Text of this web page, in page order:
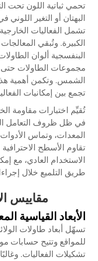
تحمي ثباتية اللون تحت
البهتان أو التغير
تشمل الفعاليات
الكبيرة. وتُبقي
البنفسجية ألوان
مجموعات الطاولات حتى
الشمس. وتكمن أهمية
تجمع بين إمكانيات
تُقيِّم اختبارات مقاومة
في ظل ظروف التعامل
المعدات، وتماس
تقاوم الأسطح
الاستخدام العادي، مع
طريق التلميع خلال
مقاييس
الأبعاد القياسية
تسهّل أبعاد طاولات
للمواقع وتتيح حسابات
تشكيلات الفعاليات.